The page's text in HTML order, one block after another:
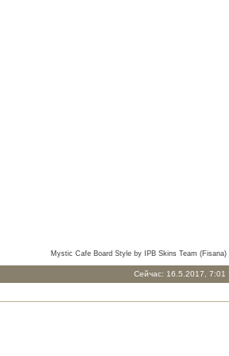
Mystic Cafe Board Style by IPB Skins Team (Fisana)
Сейчас: 16.5.2017, 7:01